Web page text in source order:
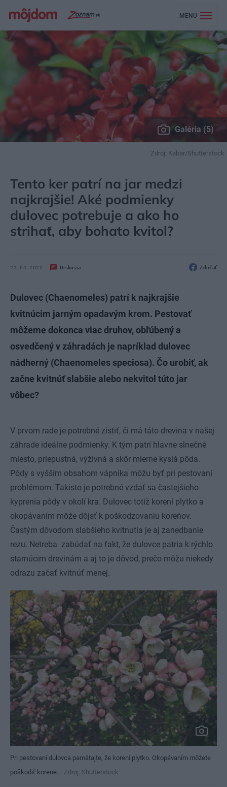
MENU
Galéria (5)
Zdroj: Kabar/Shutterstock
Tento ker patrí na jar medzi
najkrajšie! Aké podmienky
dulovec potrebuje a ako ho
strihať, aby bohato kvitol?
22. 04. 2025 Diskusia Zdieľať
Dulovec (Chaenomeles) patrí k najkrajšie
kvitnúcim jarným opadavým krom. Pestovať
môžeme dokonca viac druhov, obľúbený a
osvedčený v záhradách je napríklad dulovec
nádherný (Chaenomeles speciosa). Čo urobiť, ak
začne kvitnúť slabšie alebo nekvitol túto jar
vôbec?
V prvom rade je potrebné zistiť, či má táto drevina v našej
záhrade ideálne podmienky. K tým patrí hlavne slnečné
miesto, priepustná, výživná a skôr mierne kyslá pôda.
Pôdy s vyšším obsahom vápnika môžu byť pri pestovaní
problémom. Takisto je potrebné vzdať sa častejšieho
kyprenia pôdy v okolí kra. Dulovec totiž korení plytko a
okopávaním môže dôjsť k poškodzovaniu koreňov.
Častým dôvodom slabšieho kvitnutia je aj zanedbanie
rezu. Netreba zabúdať na fakt, že dulovce patria k rýchlo
starnúcim drevinám a aj to je dôvod, prečo môžu niekedy
odrazu začať kvitnúť menej.
Pri pestovaní dulovca pamätajte, že korení plytko. Okopávaním môžete
poškodiť korene.
Zdroj: Shutterstock